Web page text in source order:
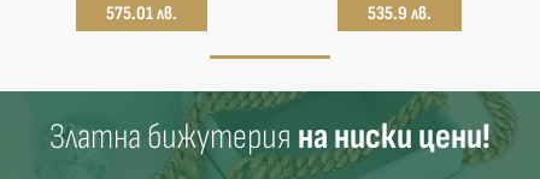
575.01 лв.
535.9 лв.
Златна бижутерия на ниски цени!